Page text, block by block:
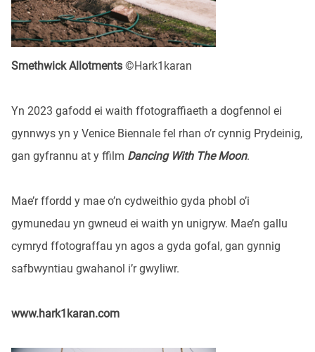
Smethwick Allotments ©Hark1karan
Yn 2023 gafodd ei waith ffotograffiaeth a dogfennol ei
gynnwys yn y Venice Biennale fel rhan o’r cynnig Prydeinig,
gan gyfrannu at y ffilm Dancing With The Moon.
Mae’r ffordd y mae o’n cydweithio gyda phobl o’i
gymunedau yn gwneud ei waith yn unigryw. Mae’n gallu
cymryd ffotograffau yn agos a gyda gofal, gan gynnig
safbwyntiau gwahanol i’r gwyliwr.
www.hark1karan.com